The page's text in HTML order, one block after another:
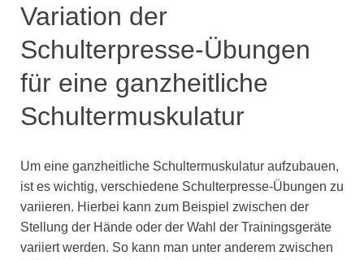
Variation der
Schulterpresse-Übungen
für eine ganzheitliche
Schultermuskulatur
Um eine ganzheitliche Schultermuskulatur aufzubauen,
ist es wichtig, verschiedene Schulterpresse-Übungen zu
variieren. Hierbei kann zum Beispiel zwischen der
Stellung der Hände oder der Wahl der Trainingsgeräte
variiert werden. So kann man unter anderem zwischen